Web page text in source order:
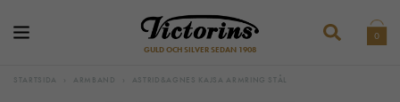
GULD OCH SILVER SEDAN 1908
0
STARTSIDA ARMBAND ASTRID&AGNES KAJSA ARMRING STÅL